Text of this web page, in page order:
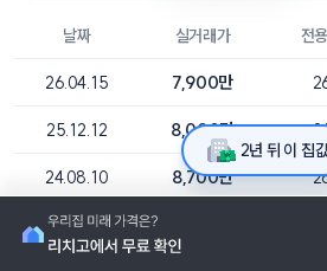
날짜 실거래가 전
26.04.15 7,900만
25.12.12 8,000만
24.08.10 8,700만
24.04.09
2년 뒤 이 집